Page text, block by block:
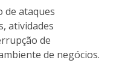
de ataques
atividades
de
de negócios.